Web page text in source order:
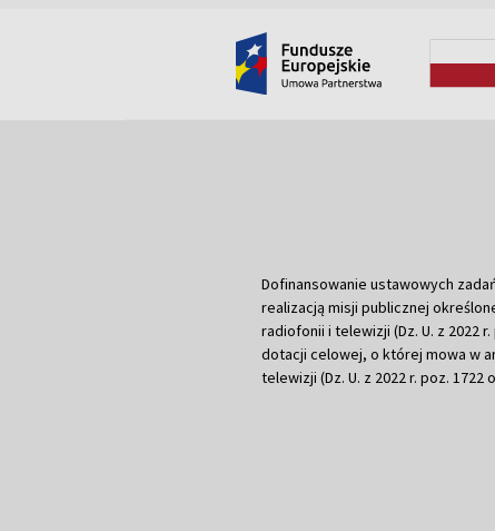
Dofinansowanie ustawowych
realizacją misji publicznej
radiofonii i telewizji (Dz. U. z 2022
dotacji celowej, o której mowa w
telewizji (Dz. U. z 2022 r. poz. 1722